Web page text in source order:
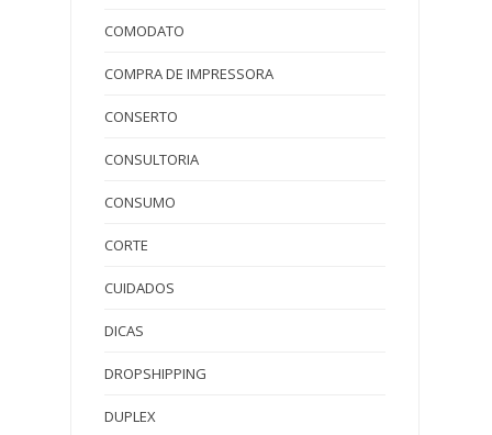
COMODATO
COMPRA DE IMPRESSORA
CONSERTO
CONSULTORIA
CONSUMO
CORTE
CUIDADOS
DICAS
DROPSHIPPING
DUPLEX